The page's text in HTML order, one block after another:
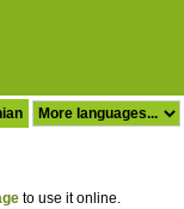
to use it online.